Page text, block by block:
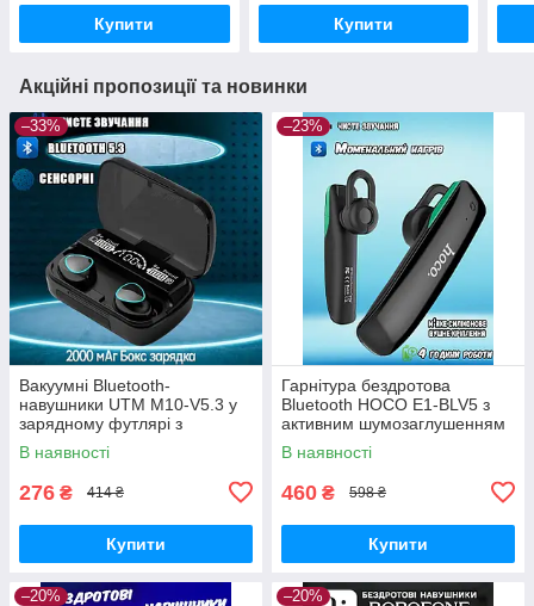
Купити Купити
Акційні пропозиції та новинки
–33%
Вакуумні Bluetooth-
навушники UTM M10-V5.3 у
зарядному футлярі з
шумозаглушенням Black
В наявності
276 ₴ 414 ₴
Купити
–23%
Гарнітура бездротова
Bluetooth HOCO E1-BLV5 з
активним шумозаглушенням
Чорний
В наявності
460 ₴ 598 ₴
Купити
–20% –20%